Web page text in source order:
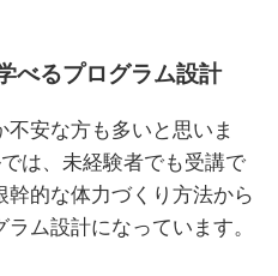
べるプログラム設計
安な方も多いと思いま
は、未経験者でも受講で
的な体力づくり方法から
ム設計になっています。